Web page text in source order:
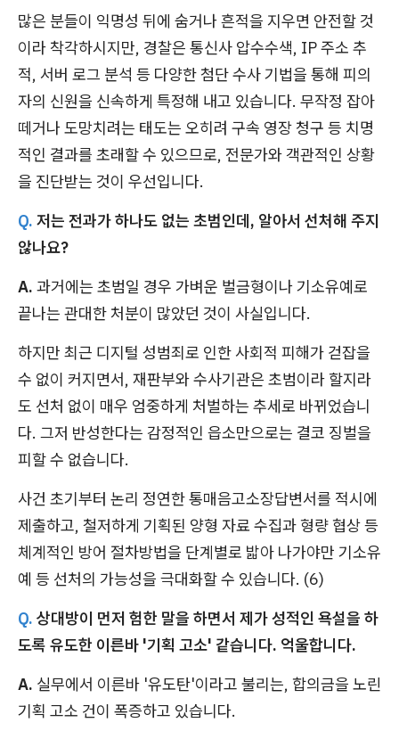
많은 분들이 익명성 뒤에 숨거나 흔적을 지우면 안전할 것
이라 착각하시지만, 경찰은 통신사 압수수색, IP 주소 추
적, 서버 로그 분석 등 다양한 첨단 수사 기법을 통해 피의
자의 신원을 신속하게 특정해 내고 있습니다. 무작정 잡아
떼거나 도망치려는 태도는 오히려 구속 영장 청구 등 치명
적인 결과를 초래할 수 있으므로, 전문가와 객관적인 상황
을 진단받는 것이 우선입니다.
Q. 저는 전과가 하나도 없는 초범인데, 알아서 선처해 주지
않나요?
A. 과거에는 초범일 경우 가벼운 벌금형이나 기소유예로
끝나는 관대한 처분이 많았던 것이 사실입니다.
하지만 최근 디지털 성범죄로 인한 사회적 피해가 걷잡을
수 없이 커지면서, 재판부와 수사기관은 초범이라 할지라
도 선처 없이 매우 엄중하게 처벌하는 추세로 바뀌었습니
다. 그저 반성한다는 감정적인 읍소만으로는 결코 징벌을
피할 수 없습니다.
사건 초기부터 논리 정연한 통매음고소장답변서를 적시에
제출하고, 철저하게 기획된 양형 자료 수집과 형량 협상 등
체계적인 방어 절차방법을 단계별로 밟아 나가야만 기소유
예 등 선처의 가능성을 극대화할 수 있습니다. (6)
Q. 상대방이 먼저 험한 말을 하면서 제가 성적인 욕설을 하
도록 유도한 이른바 '기획 고소' 같습니다. 억울합니다.
A. 실무에서 이른바 '유도탄'이라고 불리는, 합의금을 노린
기획 고소 건이 폭증하고 있습니다.